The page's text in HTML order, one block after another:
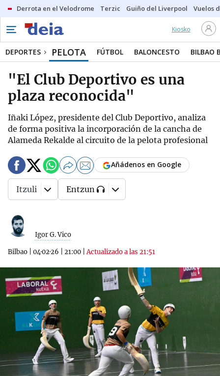
Derrota en el Velodrome Terzic Guiño del Liverpool Vuelos
Kiosko
DEPORTES PELOTA FÚTBOL BALONCESTO BILBAO
"El Club Deportivo es una
plaza reconocida"
Iñaki López, presidente del Club Deportivo, analiza
de forma positiva la incorporación de la cancha de
Alameda Rekalde al circuito de la pelota profesional
Igor G. Vico
Bilbao 04·02·26 21:00 |Actualizado a las 21:51
Añádenos en Google
Itzuli Entzun